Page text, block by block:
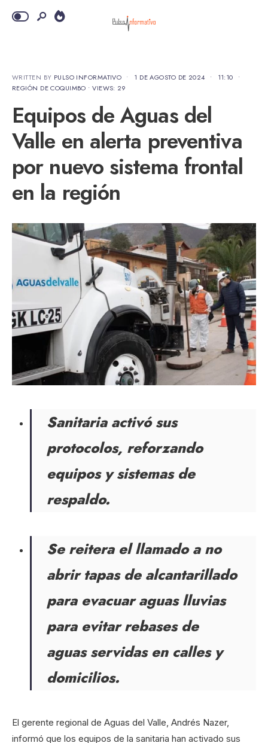
WRITTEN BY PULSO INFORMATIVO • 1 DE AGOSTO DE 2024 • 11:10
•
REGIÓN DE COQUIMBO •VIEWS: 29
Equipos de Aguas del
Valle en alerta preventiva
por nuevo sistema frontal
en la región
Sanitaria activó sus
protocolos, reforzando
equipos y sistemas de
respaldo.
Se reitera el llamado a no
abrir tapas de alcantarillado
para evacuar aguas lluvias
para evitar rebases de
aguas servidas en calles y
domicilios.
El gerente regional de Aguas del Valle, Andrés Nazer,
informó que los equipos de la sanitaria han activado sus